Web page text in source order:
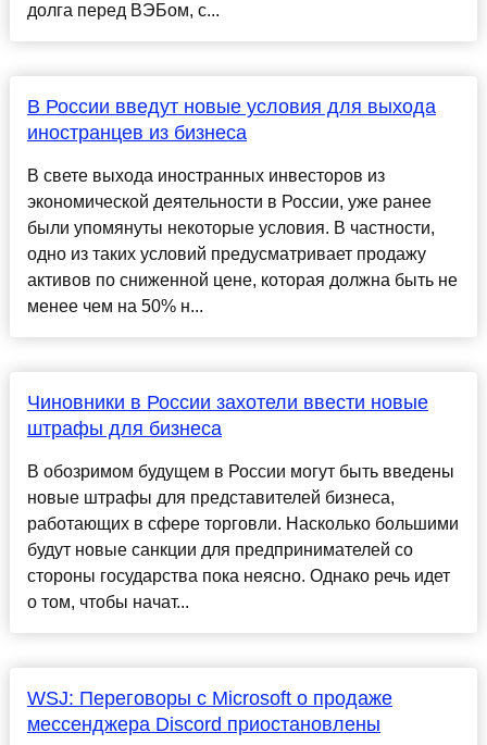
долга перед ВЭБом, с...
В России введут новые условия для выхода
иностранцев из бизнеса
В свете выхода иностранных инвесторов из
экономической деятельности в России, уже ранее
были упомянуты некоторые условия. В частности,
одно из таких условий предусматривает продажу
активов по сниженной цене, которая должна быть не
менее чем на 50% н...
Чиновники в России захотели ввести новые
штрафы для бизнеса
В обозримом будущем в России могут быть введены
новые штрафы для представителей бизнеса,
работающих в сфере торговли. Насколько большими
будут новые санкции для предпринимателей со
стороны государства пока неясно. Однако речь идет
о том, чтобы начат...
WSJ: Переговоры с Microsoft о продаже
мессенджера Discord приостановлены